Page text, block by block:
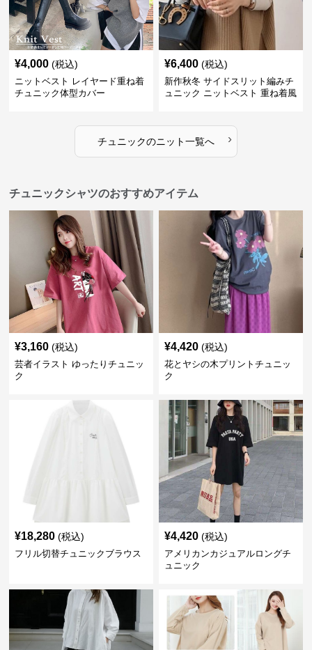
¥4,000 (税込)
ニットベスト レイヤード重ね着
チュニック体型カバー
¥6,400 (税込)
新作秋冬 サイドスリット編みチ
ュニック ニットベスト 重ね着風
チュニックのニット一覧へ ›
チュニックシャツのおすすめアイテム
¥3,160 (税込)
芸者イラスト ゆったりチュニッ
ク
¥4,420 (税込)
花とヤシの木プリントチュニッ
ク
¥18,280 (税込)
フリル切替チュニックブラウス
¥4,420 (税込)
アメリカンカジュアルロングチ
ュニック